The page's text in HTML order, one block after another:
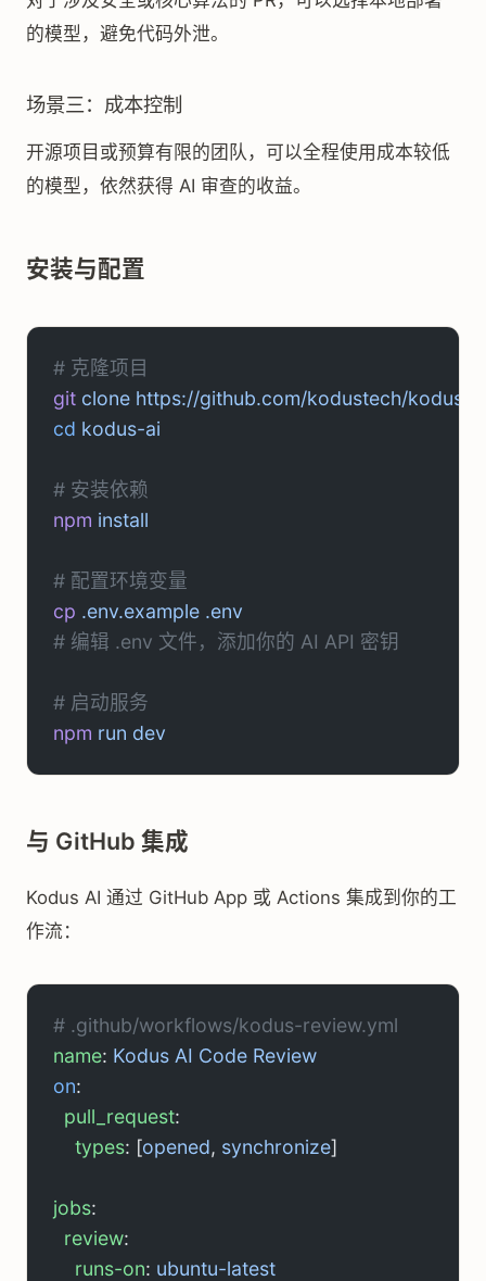
的模型，避免代码外泄。
场景三：成本控制
开源项目或预算有限的团队，可以全程使用成本较低
的模型，依然获得 AI 审查的收益。
安装与配置
# 克隆项目
git clone https://github.com/kodustech/kodus-
cd kodus-ai
# 安装依赖
npm install
# 配置环境变量
cp .env.example .env
# 编辑 .env 文件，添加你的 AI API 密钥
# 启动服务
npm run dev
与 GitHub 集成
Kodus AI 通过 GitHub App 或 Actions 集成到你的工
作流：
# .github/workflows/kodus-review.yml
name: Kodus AI Code Review
on:
  pull_request
:
    types
: [opened, synchronize]
jobs:
  review
:
    runs-on
: ubuntu-latest